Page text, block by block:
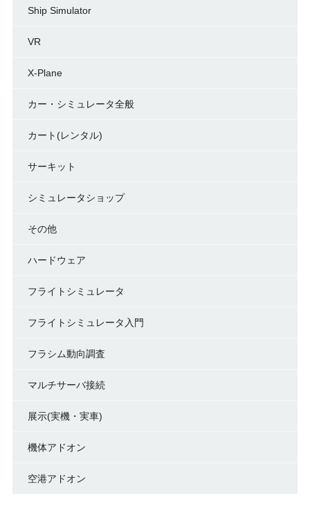
Ship Simulator
VR
X-Plane
カー・シミュレータ全般
カート(レンタル)
サーキット
シミュレータショップ
その他
ハードウェア
フライトシミュレータ
フライトシミュレータ入門
フラシム動向調査
マルチサーバ接続
展示(実機・実車)
機体アドオン
空港アドオン